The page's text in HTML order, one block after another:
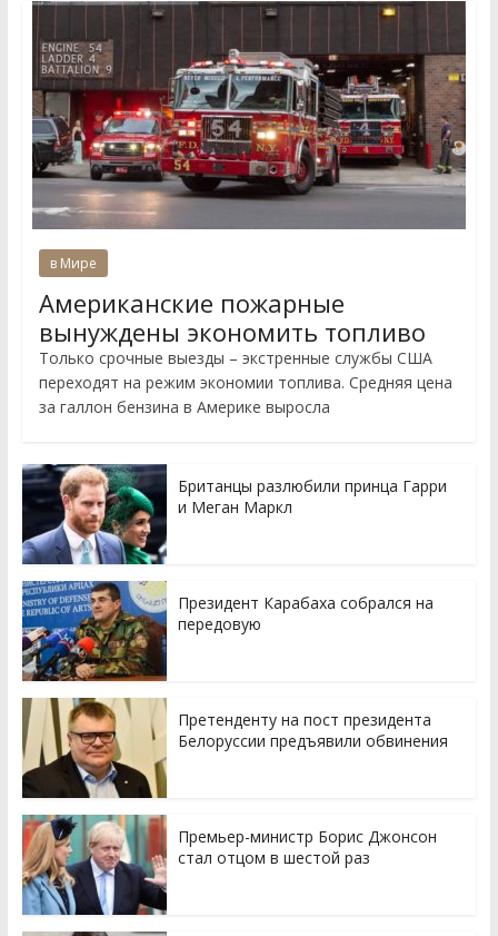
в Мире
Американские пожарные
вынуждены экономить топливо
Только срочные выезды – экстренные службы США
переходят на режим экономии топлива. Средняя цена
за галлон бензина в Америке выросла
Британцы разлюбили принца Гарри
и Меган Маркл
Президент Карабаха собрался на
передовую
Претенденту на пост президента
Белоруссии предъявили обвинения
Премьер-министр Борис Джонсон
стал отцом в шестой раз